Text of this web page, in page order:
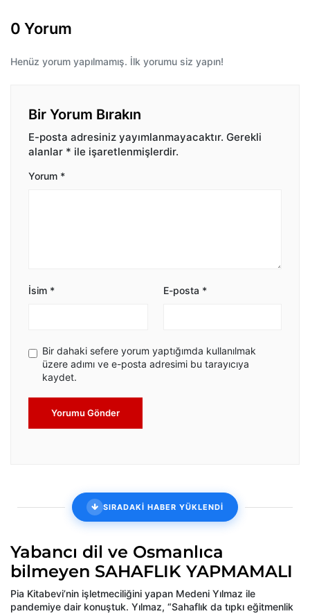
0 Yorum
Henüz yorum yapılmamış. İlk yorumu siz yapın!
Bir Yorum Bırakın
E-posta adresiniz yayımlanmayacaktır. Gerekli
alanlar * ile işaretlenmişlerdir.
Yorum *
İsim * E-posta *
Bir dahaki sefere yorum yaptığımda kullanılmak
üzere adımı ve e-posta adresimi bu tarayıcıya
kaydet.
Yorumu Gönder
SIRADAKİ HABER YÜKLENDİ
Yabancı dil ve Osmanlıca
bilmeyen SAHAFLIK YAPMAMALI
Pia Kitabevi’nin işletmeciliğini yapan Medeni Yılmaz ile
pandemiye dair konuştuk. Yılmaz, “Sahaflık da tıpkı eğitmenlik